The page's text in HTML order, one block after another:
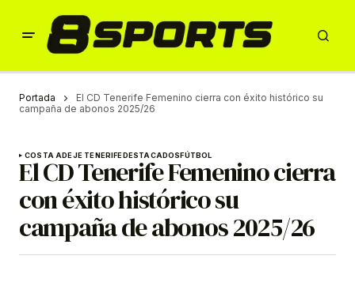
Portada
El CD Tenerife Femenino cierra con éxito histórico su
campaña de abonos 2025/26
COSTA ADEJE TENERIFEDESTACADOSFÚTBOL
El CD Tenerife Femenino cierra
con éxito histórico su
campaña de abonos 2025/26